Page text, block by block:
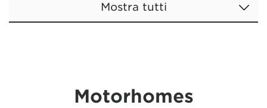
Mostra tutti
Motorhomes